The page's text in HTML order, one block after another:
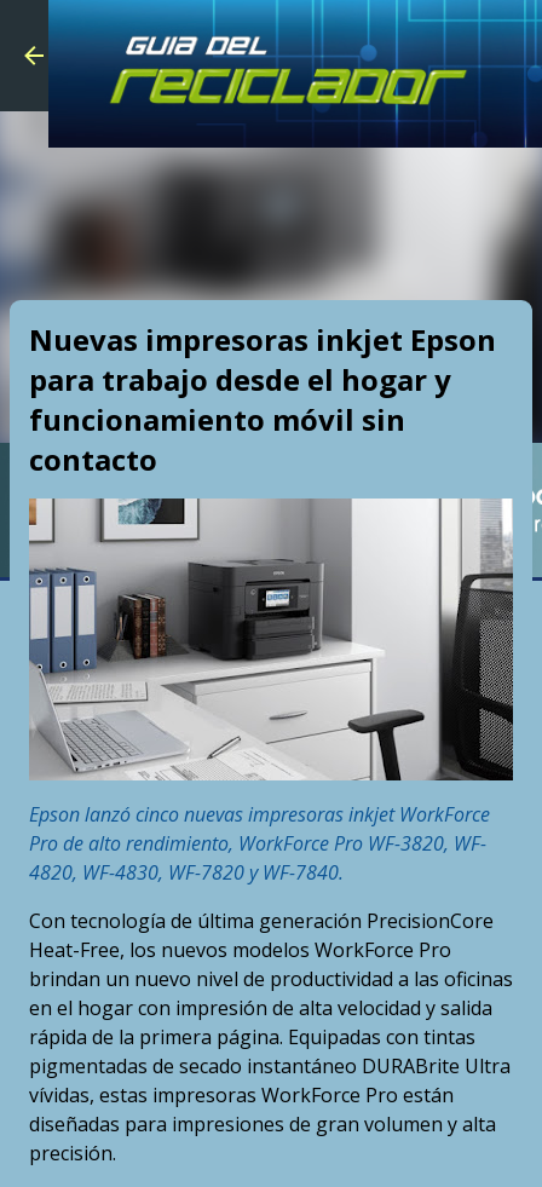
Skip to
Nuevas impresoras inkjet Epson
para trabajo desde el hogar y
funcionamiento móvil sin
contacto
Epson lanzó cinco nuevas impresoras inkjet WorkForce
Pro de alto rendimiento, WorkForce Pro WF-3820, WF-
4820, WF-4830, WF-7820 y WF-7840.
Con tecnología de última generación PrecisionCore
Heat-Free, los nuevos modelos WorkForce Pro
brindan un nuevo nivel de productividad a las oficinas
en el hogar con impresión de alta velocidad y salida
rápida de la primera página. Equipadas con tintas
pigmentadas de secado instantáneo DURABrite Ultra
vívidas, estas impresoras WorkForce Pro están
diseñadas para impresiones de gran volumen y alta
precisión.